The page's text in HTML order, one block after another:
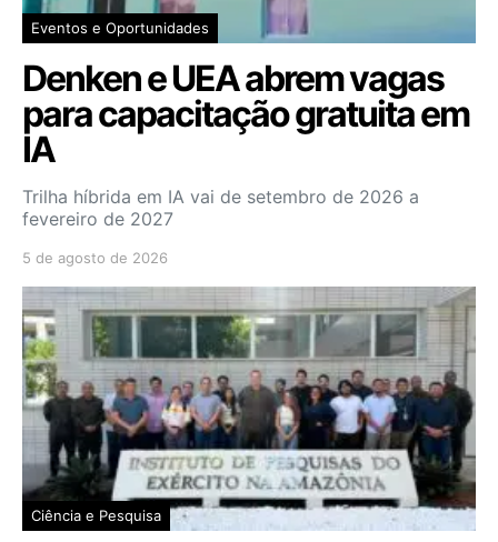
Eventos e Oportunidades
Denken e UEA abrem vagas
para capacitação gratuita em
IA
Trilha híbrida em IA vai de setembro de 2026 a
fevereiro de 2027
5 de agosto de 2026
Ciência e Pesquisa